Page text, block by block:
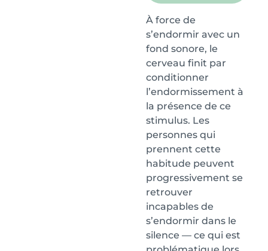
À force de
s’endormir avec un
fond sonore, le
cerveau finit par
conditionner
l’endormissement à
la présence de ce
stimulus. Les
personnes qui
prennent cette
habitude peuvent
progressivement se
retrouver
incapables de
s’endormir dans le
silence — ce qui est